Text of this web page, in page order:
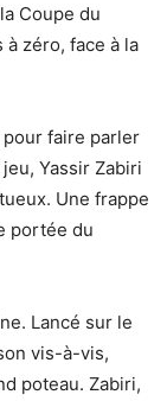
Coupe du
zéro, face à la
pour faire parler
Yassir Zabiri
Une frappe
portée du
Lancé sur le
vis-à-vis,
poteau. Zabiri,